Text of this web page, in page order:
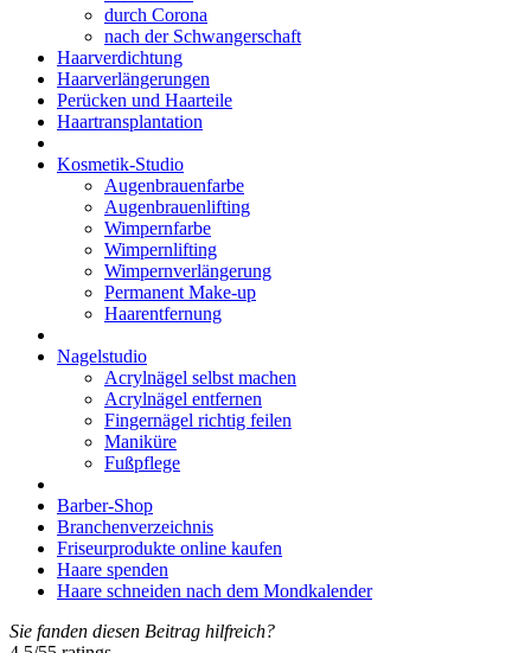
durch Corona
nach der Schwangerschaft
Haarverdichtung
Haarverlängerungen
Perücken und Haarteile
Haartransplantation
Kosmetik-Studio
Augenbrauenfarbe
Augenbrauenlifting
Wimpernfarbe
Wimpernlifting
Wimpernverlängerung
Permanent Make-up
Haarentfernung
Nagelstudio
Acrylnägel selbst machen
Acrylnägel entfernen
Fingernägel richtig feilen
Maniküre
Fußpflege
Barber-Shop
Branchenverzeichnis
Friseurprodukte online kaufen
Haare spenden
Haare schneiden nach dem Mondkalender
Sie fanden diesen Beitrag hilfreich?